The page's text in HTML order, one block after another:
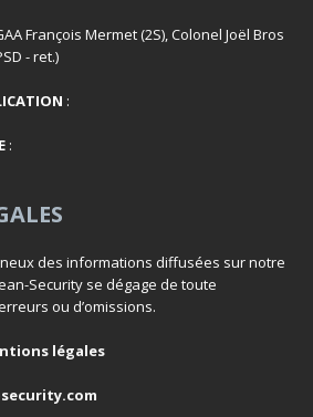
François Mermet (2S), Colonel Joël Bros
- ret.)
:
:
des informations diffusées sur notre
Security se dégage de toute
ou d’omissions.
légales